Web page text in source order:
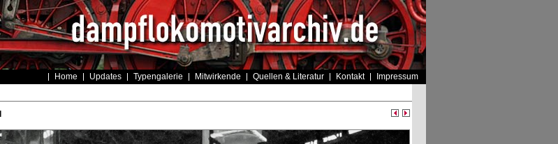
Home Updates Typengalerie Mitwirkende Quellen & Literatur Kontakt Impressum